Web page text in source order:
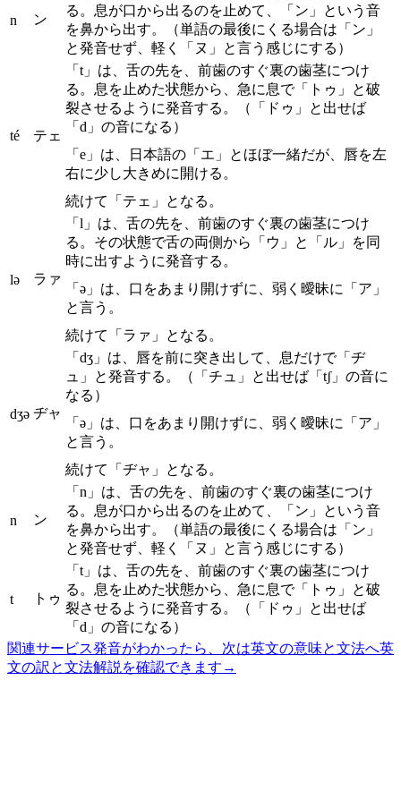
n ン
る。息が口から出るのを止めて、「ン」という音
を鼻から出す。（単語の最後にくる場合は「ン」
と発音せず、軽く「ヌ」と言う感じにする）
té テェ
「t」は、舌の先を、前歯のすぐ裏の歯茎につけ
る。息を止めた状態から、急に息で「トゥ」と破
裂させるように発音する。（「ドゥ」と出せば
「d」の音になる）
「e」は、日本語の「エ」とほぼ一緒だが、唇を左
右に少し大きめに開ける。
続けて「テェ」となる。
lə ラァ
「l」は、舌の先を、前歯のすぐ裏の歯茎につけ
る。その状態で舌の両側から「ウ」と「ル」を同
時に出すように発音する。
「ə」は、口をあまり開けずに、弱く曖昧に「ア」
と言う。
続けて「ラァ」となる。
dʒə ヂャ
「dʒ」は、唇を前に突き出して、息だけで「ヂ
ュ」と発音する。（「チュ」と出せば「tʃ」の音に
なる）
「ə」は、口をあまり開けずに、弱く曖昧に「ア」
と言う。
続けて「ヂャ」となる。
n ン
「n」は、舌の先を、前歯のすぐ裏の歯茎につけ
る。息が口から出るのを止めて、「ン」という音
を鼻から出す。（単語の最後にくる場合は「ン」
と発音せず、軽く「ヌ」と言う感じにする）
t トゥ
「t」は、舌の先を、前歯のすぐ裏の歯茎につけ
る。息を止めた状態から、急に息で「トゥ」と破
裂させるように発音する。（「ドゥ」と出せば
「d」の音になる）
関連サービス発音がわかったら、次は英文の意味と文法へ英
文の訳と文法解説を確認できます →